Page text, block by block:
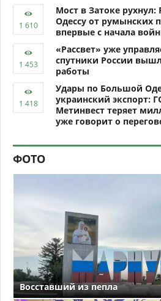
Мост в Затоке рухнул:
Одессу от румынских
впервые с начала
«Рассвет» уже
спутники России
работы
Удары по Большой
украинский экспорт:
Метинвест теряет
уже говорит о
ФОТО
Восставший из пепла